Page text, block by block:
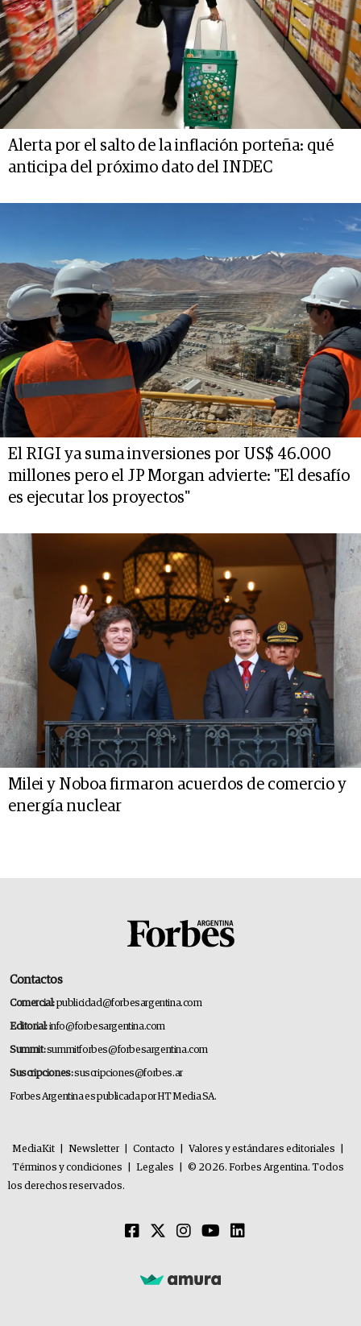
Alerta por el salto de la inflación porteña: qué
anticipa del próximo dato del INDEC
El RIGI ya suma inversiones por US$ 46.000
millones pero el JP Morgan advierte: "El desafío
es ejecutar los proyectos"
Milei y Noboa firmaron acuerdos de comercio y
energía nuclear
Contactos
Comercial:publicidad@forbesargentina.com
Editorial:info@forbesargentina.com
Summit:summitforbes@forbesargentina.com
Suscripciones:suscripciones@forbes.ar
Forbes Argentina es publicada por HT Media SA.
MediaKit Newsletter Contacto Valores y estándares editoriales
Términos y condiciones
Legales
© 2026. Forbes Argentina. Todos
los derechos reservados.